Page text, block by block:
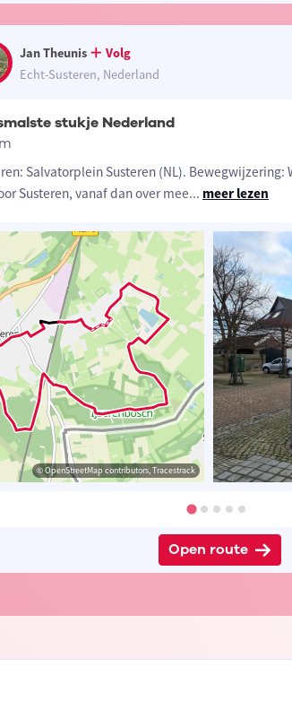
© Peter Wils
Jan Theunis
Volg
Echt-Susteren, Nederland
stukje Nederland
Salvatorplein Susteren (NL). Bewegwijzering:
Susteren, vanaf dan over mee... meer lezen
© OpenStreetMap contributors, Tracestrack
Open route